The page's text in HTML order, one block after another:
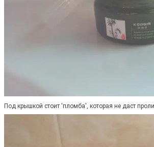
Под крышкой стоит 'пломба', которая не даст